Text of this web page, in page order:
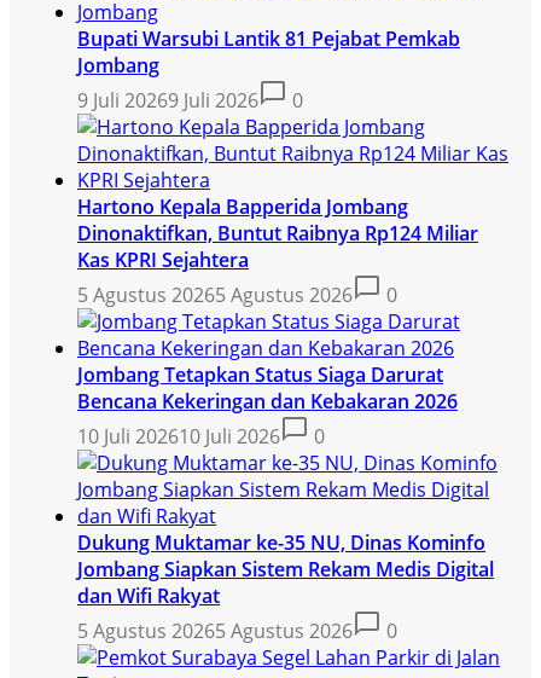
Bupati Warsubi Lantik 81 Pejabat Pemkab
Jombang
9 Juli 20269 Juli 2026 0
Hartono Kepala Bapperida Jombang
Dinonaktifkan, Buntut Raibnya Rp124 Miliar
Kas KPRI Sejahtera
5 Agustus 20265 Agustus 2026 0
Jombang Tetapkan Status Siaga Darurat
Bencana Kekeringan dan Kebakaran 2026
10 Juli 202610 Juli 2026 0
Dukung Muktamar ke-35 NU, Dinas Kominfo
Jombang Siapkan Sistem Rekam Medis Digital
dan Wifi Rakyat
5 Agustus 20265 Agustus 2026 0